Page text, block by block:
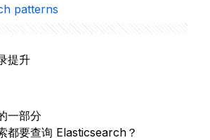
patterns
提升
一部分
都要查询 Elasticsearch？